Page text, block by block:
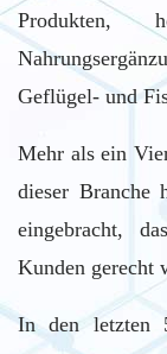
Produkten,
Geflügel- und
Mehr als ein
dieser Branche
eingebracht,
Kunden gerecht
In den letzten